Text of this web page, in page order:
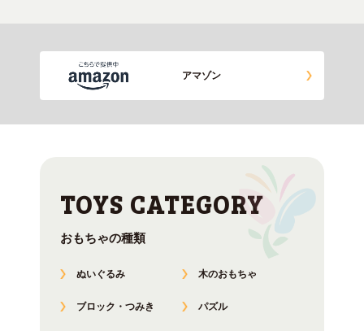
アマゾン
おもちゃの種類
ぬいぐるみ 木のおもちゃ
ブロック・つみき パズル